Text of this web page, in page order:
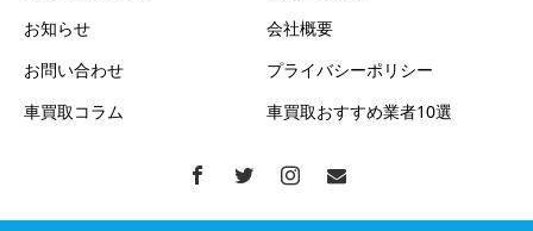
お知らせ
会社概要
お問い合わせ
プライバシーポリシー
車買取コラム
車買取おすすめ業者10選